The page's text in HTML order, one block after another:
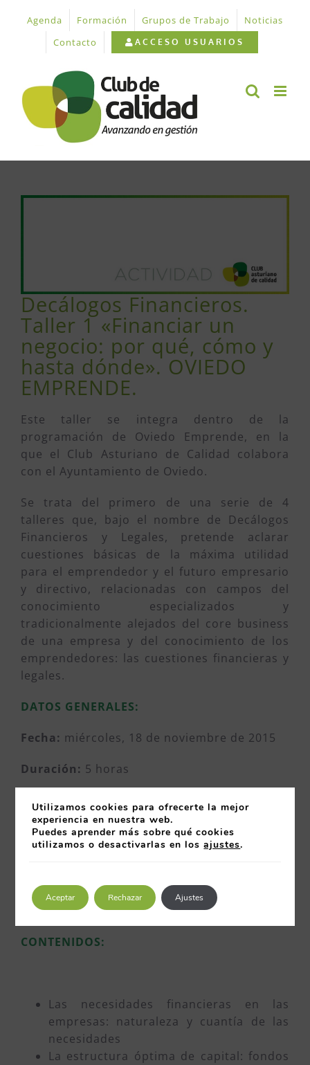
contenido
Agenda Formación Grupos de Trabajo
Noticias
Contacto
ACCESO USUARIOS
Ver
Decálogos Financieros.
Taller 1 «Financiar un
negocio: por qué, cómo y
hasta dónde». OVIEDO
EMPRENDE.
Este taller se integra dentro de la
programación de Oviedo Emprende, en la
que el Club Asturiano de Calidad colabora
con el Ayuntamiento de Oviedo.
Se trata del primero de una serie de 4
talleres que, bajo el nombre de Decálogos
Financieros y Legales, pretende aclarar
cuestiones básicas de la máxima utilidad
para el emprendedor y el futuro empresario
y directivo, relacionadas con campos del
conocimiento especializados y
tradicionalmente alejados del core business
de una empresa y del conocimiento de los
emprendedores: las cuestiones financieras y
legales.
DATOS GENERALES:
Fecha: miércoles, 18 de noviembre de 2015
Duración: 5 horas
Horario: de 9:00h a 14:00h
Lugar:Talud de la Ería, Oviedo
CONTENIDOS:
Las necesidades financieras en las
empresas: naturaleza y cuantía de las
necesidades
La estructura óptima de capital: fondos
Utilizamos cookies para ofrecerte la mejor
experiencia en nuestra web.
Puedes aprender más sobre qué cookies
utilizamos o desactivarlas en losajustes.
Aceptar Rechazar Ajustes